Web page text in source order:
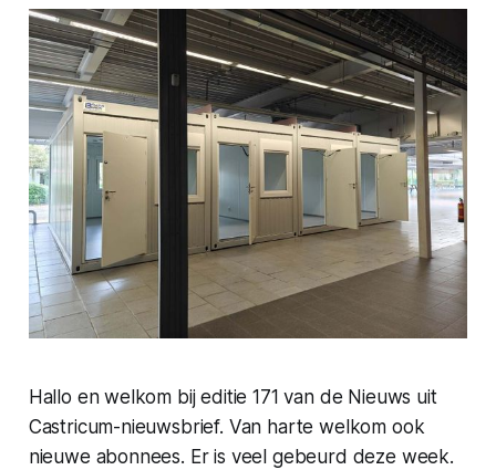
Hallo en welkom bij editie 171 van de Nieuws uit
Castricum-nieuwsbrief. Van harte welkom ook
nieuwe abonnees. Er is veel gebeurd deze week.